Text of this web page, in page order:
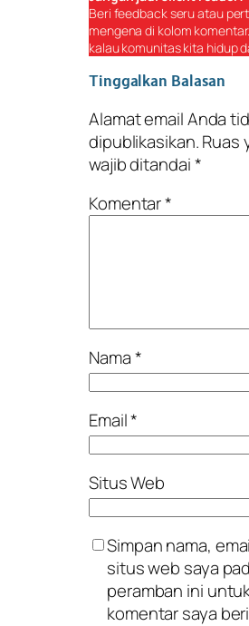
Beri feedbackseru atau
mengena di kolom
kalau komunitas kita hidup
Tinggalkan Balasan
Alamat email Anda
dipublikasikan.Ruas
wajib ditandai*
Komentar*
Nama*
Email*
Situs Web
Simpan nama,
situs web saya
peramban ini
komentar saya